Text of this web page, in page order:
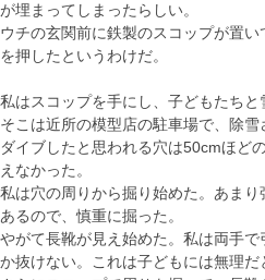
が埋まってしまったらしい。
ウチの玄関前に鉄製のスコップが置
を押したというわけだ。
私はスコップを手にし、子どもたちと
そこは近所の模型店の駐車場で、除雪
ダイブしたと思われる穴は50cmほど
えなかった。
私は穴の周りから掘り始めた。あま
あるので、慎重に掘った。
やがて長靴が見え始めた。私は両手
か抜けない。これは子どもには無理だ